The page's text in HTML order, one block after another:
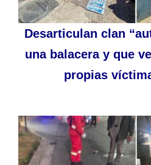
Desarticulan clan
una balacera y que
propias